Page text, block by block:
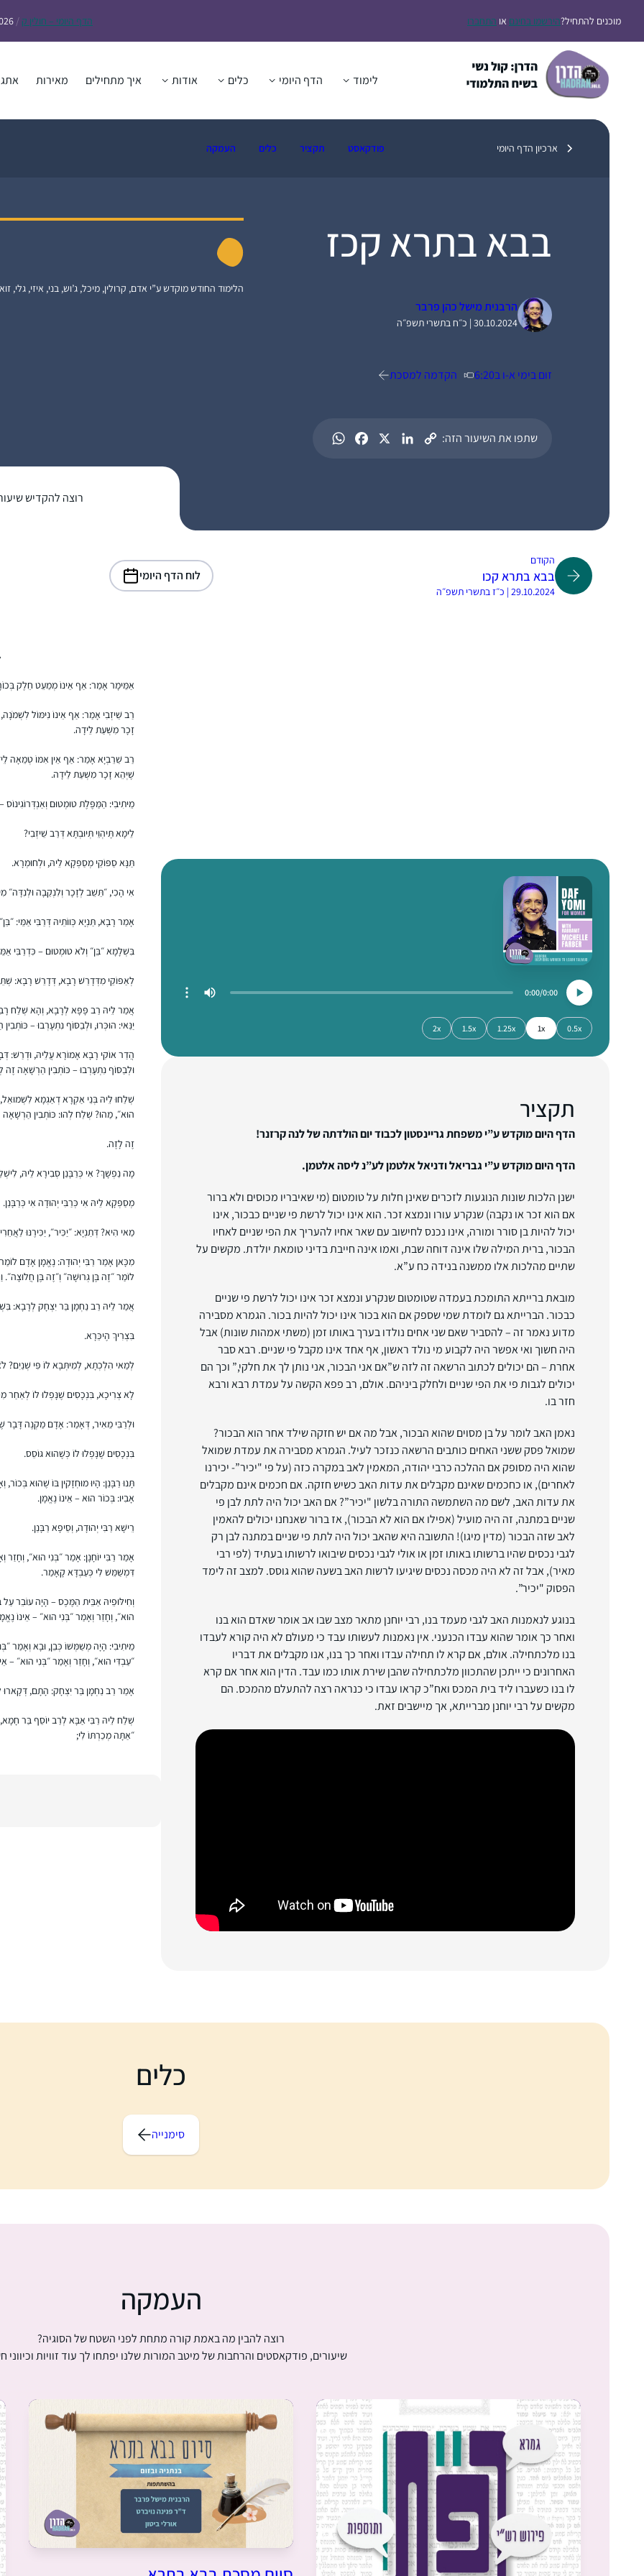
לתוכןמוכנים להתחיל?הירשמו בחינם או התחברו הדף היומי – חולין ק /
לימוד הדף היומי כלים אודות איך מתחילים מאירות
ארכיון הדף היומי פודקאסט תקציר כלים העמקה
בבא בתרא קכז
הרבנית מישל כהן פרבר
30.10.2024 | כ״ח בתשרי תשפ״ה
זום בימי א-ו ב6:20 הקדמה למסכת
שתפו את השיעור הזה:
הלימוד החודש מוקדש ע”י אדם, קרולין, מיכל, ג’וש, בני, איזי, גלי,
רוצה להקדיש
הקודם
בבא בתרא קכו
29.10.2024 | כ״ז בתשרי תשפ״ה
לוח הדף היומי
0:00
0:00
0.5x
1x
1.25x
1.5x
2x
תקציר
הדף היום מוקדש ע”י משפחת גריינסטון לכבוד יום הולדתה של לנה קרזנר!
הדף היום מוקדש ע”י גבריאל ודניאל אלטמן לע”נ ליסה אלטמן.
ישנן הלכות שונות הנוגעות לזכרים שאינן חלות על טומטום (מי שאיבריו מכוסים ולא ברור
אם הוא זכר או נקבה) שנקרע עורו ונמצא זכר. הוא אינו יכול לרשת פי שניים כבכור, אינו
יכול להיות בן סורר ומורה, אינו נכנס לחישוב עם שאר אחיו להעריך את הפי שניים לאחיו
הבכור, ברית המילה שלו אינה דוחה שבת, ואמו אינה חייבת בדיני טומאת יולדת. מקשים על
שתיים מהלכות אלו ממשנה בנידה כח ע”א.
מובאת ברייתא התומכת בעמדה שטומטום שנקרע ונמצא זכר אינו יכול לרשת פי שניים
כבכור. הברייתא גם לומדת שמי שספק אם הוא בכור אינו יכול להיות בכור. הגמרא מסבירה
מדוע נאמר זה – להסביר שאם שני אחים נולדו בערך באותו זמן (משתי אמהות שונות) אבל
היה חשוך ואי אפשר היה לקבוע מי נולד ראשון, אף אחד אינו מקבל פי שניים. רבא סבר
אחרת – הם יכולים לכתוב הרשאה זה לזה ש”אם אני הבכור, אני נותן לך את חלקי,” וכך הם
יכולים לגבות פי את הפי שניים ולחלק ביניהם. אולם, רב פפא הקשה על עמדת רבא ורבא
חזר בו.
נאמן האב לומר על בן מסוים שהוא הבכור, אבל מה אם יש חזקה שילד אחר הוא הבכור?
שמואל פסק ששני האחים כותבים הרשאה כנזכר לעיל. הגמרא מסבירה את עמדת שמואל
שהוא היה מסופק אם ההלכה כרבי יהודה, המאמין לאב במקרה כזה (על פי "יכיר”- יכירנו
לאחרים), או כחכמים שאינם מקבלים את עדות האב כשיש חזקה. אם חכמים אינם מקבלים
את עדות האב, לשם מה השתמשה התורה בלשון "יכיר”? אם האב יכול היה לתת לבן פי
שניים במתנה, זה היה מועיל (אפילו אם הוא לא הבכור), אז ברור שאנחנו יכולים להאמין
לאב שזה הבכור (מדין מיגו)! התשובה היא שהאב יכול היה לתת פי שניים במתנה לבן רק
לגבי נכסים שהיו ברשותו באותו זמן או אולי לגבי נכסים שיבואו לרשותו בעתיד (לפי רבי
מאיר), אבל זה לא היה מכסה נכסים שיגיעו לרשות האב בשעה שהוא גוסס. למצב זה לימד
הפסוק "יכיר”.
בנוגע לנאמנות האב לגבי מעמד בנו, רבי יוחנן מתאר מצב שבו אב אומר שאדם הוא בנו
ואחר כך אומר שהוא עבדו הכנעני. אין נאמנות לעשותו עבד כי מעולם לא היה קורא לעבדו
בנו מלכתחילה. אולם, אם קרא לו תחילה עבדו ואחר כך בנו, אנו מקבלים את דבריו
האחרונים כי ייתכן שהתכוון מלכתחילה שהבן שירת אותו כמו עבד. הדין הוא אחר אם קרא
לו בנו כשעברו ליד בית המכס ואח”כ קראו עבדו כי כנראה רצה להתעלם מהמכס. הם
מקשים על רבי יוחנן מברייתא, אך מיישבים זאת.
אַמֵּימָר אָמַר: אַף אֵינוֹ מְמַעֵט חֵלֶק
רַב שֵׁיזְבִי אָמַר: אַף אֵינוֹ נִימּוֹל
זָכָר מִשְּׁעַת לֵידָה.
רַב שֵׁרֵבְיָא אָמַר: אַף אֵין אִמּוֹ טְמֵאָה
שֶׁיְּהֵא זָכָר מִשְּׁעַת לֵידָה.
מֵיתִיבִי: הַמַּפֶּלֶת טוּמְטוּם
לֵימָא תֶּיהְוֵי תְּיוּבְתָּא דְּרַב שֵׁיזְבִי?
תַּנָּא סַפּוֹקֵי מְסַפְּקָא לֵיהּ, וּלְחוּמְרָא.
אִי הָכִי, ״תֵּשֵׁב לְזָכָר וְלִנְקֵבָה וּלְנִדָּה״
אָמַר רָבָא, תַּנְיָא כְּווֹתֵיהּ דְּרַבִּי אַמֵּי:
בִּשְׁלָמָא ״בֵּן״ וְלֹא טוּמְטוּם – כִּדְרַבִּי
לְאַפּוֹקֵי מִדְּדָרֵשׁ רָבָא, דְּדָרֵשׁ רָבָא:
אֲמַר לֵיהּ רַב פָּפָּא לְרָבָא, וְהָא שְׁלַח
יַנַּאי: הוּכְּרוּ, וּלְבַסּוֹף נִתְעָרְבוּ –
הֲדַר אוֹקִי רָבָא אָמוֹרָא עֲלֵיהּ, וּדְרַשׁ:
וּלְבַסּוֹף נִתְעָרְבוּ – כּוֹתְבִין הַרְשָׁאָה זֶה
שְׁלַחוּ לֵיהּ בְּנֵי אַקְרָא דְאַגְמָא לִשְׁמוּאֵל,
הוּא״, מַהוּ? שְׁלַח לְהוּ: כּוֹתְבִין הַרְשָׁאָה
זֶה לָזֶה.
מָה נַפְשָׁךְ? אִי כְּרַבָּנַן סְבִירָא לֵיהּ,
מְסַפְּקָא לֵיהּ אִי כְּרַבִּי יְהוּדָה אִי כְּרַבָּנַן.
מַאי הִיא? דְּתַנְיָא: ״יַכִּיר״, יַכִּירֶנּוּ
מִכָּאן אָמַר רַבִּי יְהוּדָה: נֶאֱמָן אָדָם
לוֹמַר ״זֶה בֶּן גְּרוּשָׁה״ וְ״זֶה בֶּן חֲלוּצָה״.
אֲמַר לֵיהּ רַב נַחְמָן בַּר יִצְחָק לְרָבָא:
בִּצְרִיךְ הֶיכֵּרָא.
לְמַאי הִלְכְתָא, לְמִיתְּבָא לוֹ פִּי שְׁנַיִם?
לָא צְרִיכָא, בִּנְכָסִים שֶׁנָּפְלוּ לוֹ לְאַחַר
וּלְרַבִּי מֵאִיר, דְּאָמַר: אָדָם מַקְנֶה דָּבָר
בִּנְכָסִים שֶׁנָּפְלוּ לוֹ כְּשֶׁהוּא גּוֹסֵס.
תָּנוּ רַבָּנַן: הָיוּ מוּחְזָקִין בּוֹ שֶׁהוּא
אָבִיו: בְּכוֹר הוּא – אֵינוֹ נֶאֱמָן.
רֵישָׁא רַבִּי יְהוּדָה, וְסֵיפָא רַבָּנַן.
אָמַר רַבִּי יוֹחָנָן: אָמַר ״בְּנִי הוּא״, וְחָזַר
דִּמְשַׁמֵּשׁ לִי כְּעַבְדָּא קָאָמַר.
וְחִילּוּפֵיהּ אַבֵּית הַמֶּכֶס – הָיָה עוֹבֵר עַל
הוּא״, וְחָזַר וְאָמַר ״בְּנִי הוּא״ – אֵינוֹ
מֵיתִיבִי: הָיָה מְשַׁמְּשׁוֹ כְּבֵן, וּבָא וְאָמַר
״עַבְדִּי הוּא״, וְחָזַר וְאָמַר ״בְּנִי הוּא״ –
אָמַר רַב נַחְמָן בַּר יִצְחָק: הָתָם, דְּקָארוּ
שְׁלַח לֵיהּ רַבִּי אַבָּא לְרַב יוֹסֵף בַּר חָמָא,
״אַתָּה מְכַרְתּוֹ לִי;
כלים
סימנייה
העמקה
רוצה להבין מה באמת קורה מתחת לפני השטח של הסוגיה?
שיעורים, פודקאסטים והרחבות של מיטב המורות שלנו יפתחו לך עוד זוויות וכיווני